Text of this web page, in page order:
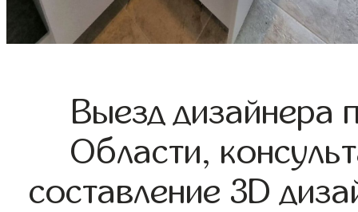
Выезд дизайнера
Области,
составление 3D